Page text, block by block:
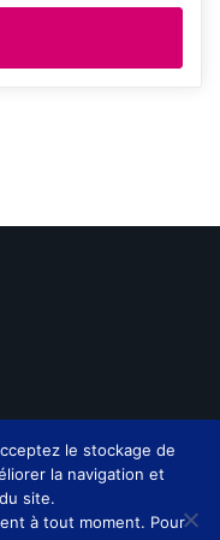
le stockage de
la navigation et
site.
à tout moment. Pour